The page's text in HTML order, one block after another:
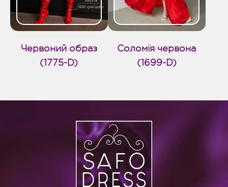
Червоний образ
(1775-D)
Соломія червона
(1699-D)